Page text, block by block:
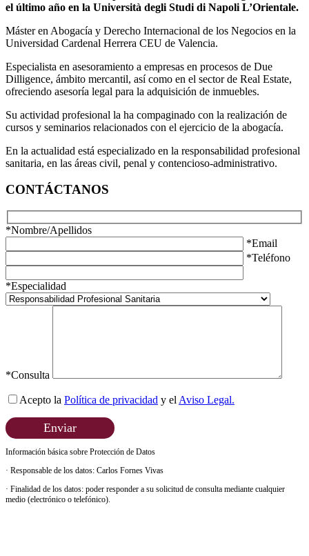
el último año en la Università degli Studi di Napoli L’Orientale.
Máster en Abogacía y Derecho Internacional de los Negocios en la
Universidad Cardenal Herrera CEU de Valencia.
Especialista en asesoramiento a empresas en procesos de Due
Dilligence, ámbito mercantil, así como en el sector de Real Estate,
ofreciendo asesoría legal para la adquisición de inmuebles.
Su actividad profesional la ha compaginado con la realización de
cursos y seminarios relacionados con el ejercicio de la abogacía.
En la actualidad está especializado en la responsabilidad profesional
sanitaria, en las áreas civil, penal y contencioso-administrativo.
CONTÁCTANOS
*Nombre/Apellidos
*Email
*Teléfono
*Especialidad
*Consulta
Acepto la Política de privacidad y el Aviso Legal.
Enviar
Información básica sobre Protección de Datos
· Responsable de los datos: Carlos Fornes Vivas
· Finalidad de los datos: poder responder a su solicitud de consulta mediante cualquier
medio (electrónico o telefónico).